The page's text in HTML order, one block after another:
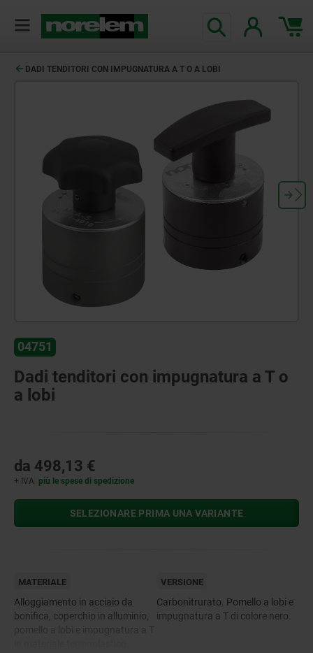
DADI TENDITORI CON IMPUGNATURA A T O A LOBI
04751
Dadi tenditori con impugnatura a T o
a lobi
da 498,13 €
+ IVA più le spese di spedizione
SELEZIONARE PRIMA UNA VARIANTE
MATERIALE
Alloggiamento in acciaio da
bonifica, coperchio in alluminio,
VERSIONE
Carbonitrurato. Pomello a lobi e
impugnatura a T di colore nero.